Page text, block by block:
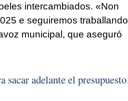
intercambiados. «Non
e seguiremos traballando
municipal, que aseguró
sacar adelante el presupuesto